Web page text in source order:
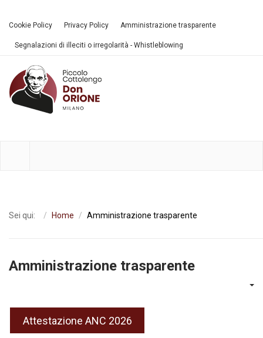
Cookie Policy Privacy Policy Amministrazione trasparente
Segnalazioni di illeciti o irregolarità - Whistleblowing
Sei qui: Home Amministrazione trasparente
Amministrazione trasparente
Attestazione ANC 2026